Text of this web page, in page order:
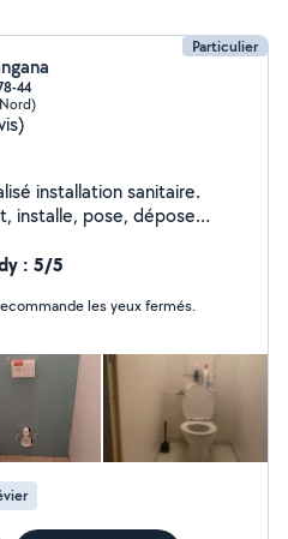
Particulier
44
installation sanitaire.
installe, pose, dépose
O617-97.78-44 si je ne
que vs n'etes pas ds mon
directement.Retenez une
: 5/5
les yeux fermés.